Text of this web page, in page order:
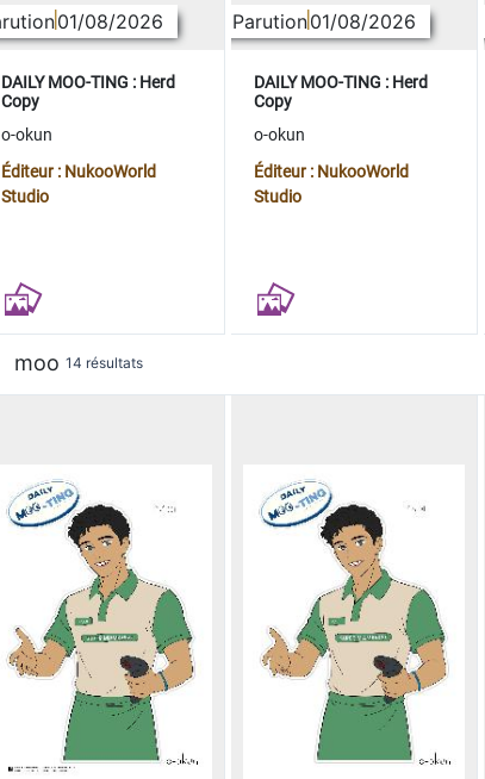
01/08/2026
DAILY MOO-TING : Herd
Copy
o-okun
Éditeur : NukooWorld
Studio
Parution01/08/2026
DAILY MOO-TING : Herd
Copy
o-okun
Éditeur : NukooWorld
Studio
moo 14 résultats